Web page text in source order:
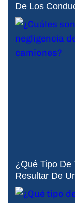
De Los
¿Qué Tipo De
Resultar De